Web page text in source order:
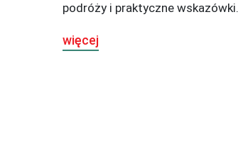
podróży i praktyczne wskazówki.
więcej